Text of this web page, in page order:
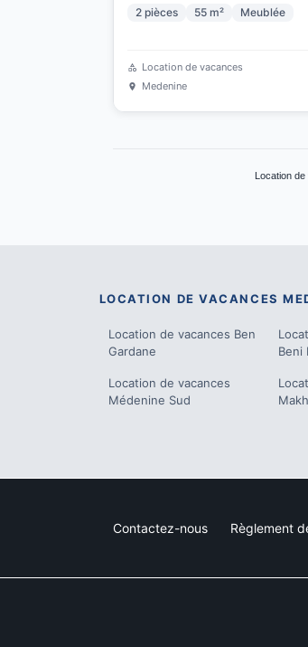
2 pièces 55m² Meublée
Location de vacances
Medenine
Location
LOCATION DE VACANCES
Location de vacances Ben
Gardane
Beni
Location de vacances
Médenine Sud
Contactez-nous Règlement